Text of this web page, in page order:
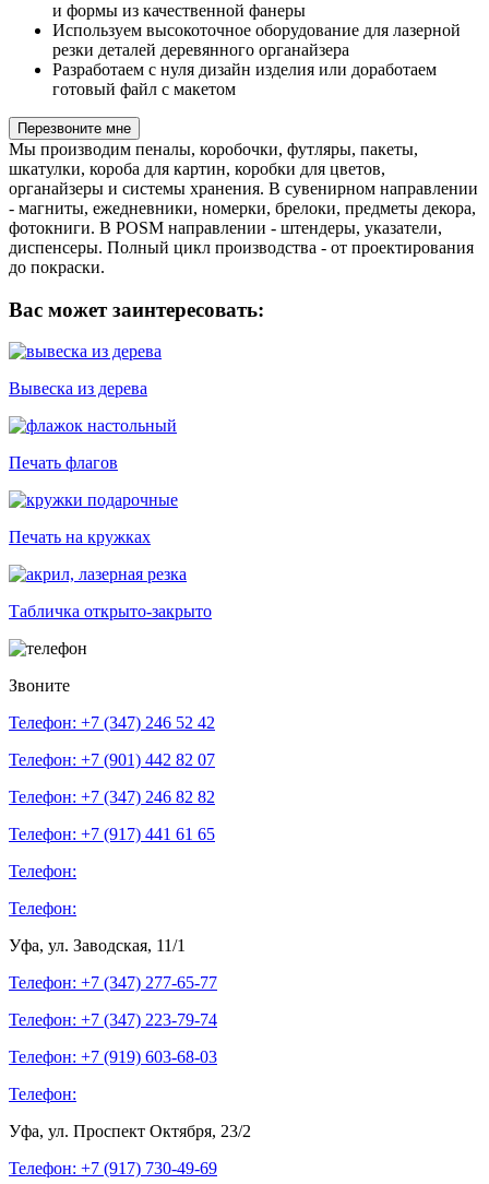
и формы из качественной фанеры
Используем высокоточное оборудование для лазерной
резки деталей деревянного органайзера
Разработаем с нуля дизайн изделия или доработаем
готовый файл с макетом
Перезвоните мне
Мы производим пеналы, коробочки, футляры, пакеты,
шкатулки, короба для картин, коробки для цветов,
органайзеры и системы хранения. В сувенирном направлении
- магниты, ежедневники, номерки, брелоки, предметы декора,
фотокниги. В POSM направлении - штендеры, указатели,
диспенсеры. Полный цикл производства - от проектирования
до покраски.
Вас может заинтересовать:
Вывеска из дерева
Печать флагов
Печать на кружках
Табличка открыто-закрыто
Звоните
Телефон: +7 (347) 246 52 42
Телефон: +7 (901) 442 82 07
Телефон: +7 (347) 246 82 82
Телефон: +7 (917) 441 61 65
Телефон:
Телефон:
Уфа, ул. Заводская, 11/1
Телефон: +7 (347) 277-65-77
Телефон: +7 (347) 223-79-74
Телефон: +7 (919) 603-68-03
Телефон:
Уфа, ул. Проспект Октября, 23/2
Телефон: +7 (917) 730-49-69